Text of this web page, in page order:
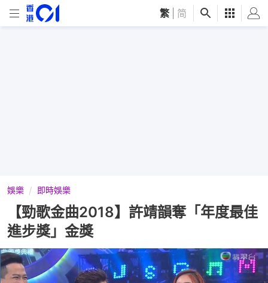
繁 简
娛樂 即時娛樂
【勁歌金曲2018】許靖韻奪「年度最佳
進步獎」金獎